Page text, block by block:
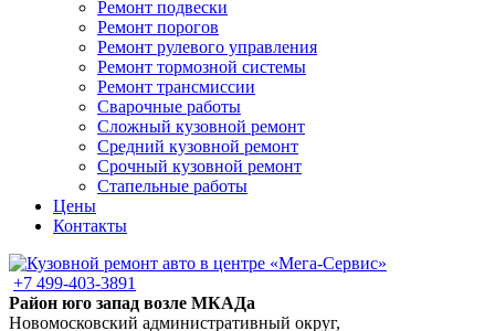
Ремонт подвески
Ремонт порогов
Ремонт рулевого управления
Ремонт тормозной системы
Ремонт трансмиссии
Сварочные работы
Сложный кузовной ремонт
Средний кузовной ремонт
Срочный кузовной ремонт
Стапельные работы
Цены
Контакты
+7 499-403-3891
Район юго запад возле МКАДа
Новомосковский административный округ,